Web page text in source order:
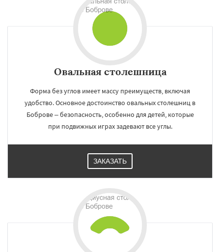
Овальная столешница
Форма без углов имеет массу преимуществ, включая
удобство. Основное достоинство овальных столешниц в
Боброве – безопасность, особенно для детей, которые
при подвижных играх задевают все углы.
ЗАКАЗАТЬ